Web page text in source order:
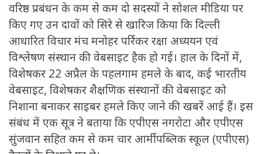
वरिष्ठ प्रबंधन के कम से कम दो सदस्यों ने सोशल मीडिया पर
किए गए उन दावों को सिरे से खारिज किया कि दिल्ली
आधारित विचार मंच मनोहर पर्रिकर रक्षा अध्ययन एवं
विश्लेषण संस्थान की वेबसाइट हैक हो गई। हाल के दिनों में,
विशेषकर 22 अप्रैल के पहलगाम हमले के बाद, कई भारतीय
वेबसाइट, विशेषकर शैक्षणिक संस्थानों की वेबसाइट को
निशाना बनाकर साइबर हमले किए जाने की खबरें आई हैं। इस
संबंध में एक सूत्र ने बताया कि एपीएस नगरोटा और एपीएस
सुंजवान सहित कम से कम चार आर्मी पब्लिक स्कूल (एपीएस)